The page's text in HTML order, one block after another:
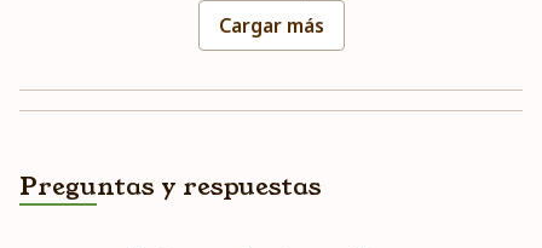
Cargar más
Preguntas y respuestas